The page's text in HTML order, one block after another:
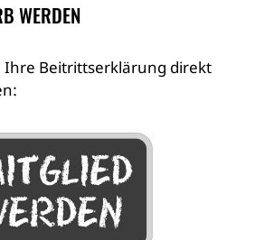
WERDEN
Ihre Beitrittserklärung direkt